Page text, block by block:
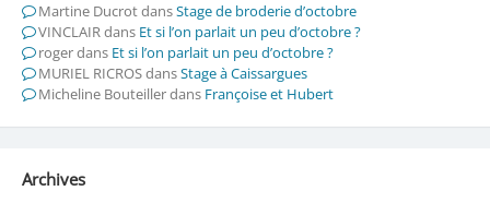
Martine DucrotdansStage de broderie d’octobre
VINCLAIRdans Et si l’on parlait un peu d’octobre ?
rogerdans Et si l’on parlait un peu d’octobre ?
MURIEL RICROSdansStage à Caissargues
Micheline Bouteillerdans Françoise et Hubert
Archives